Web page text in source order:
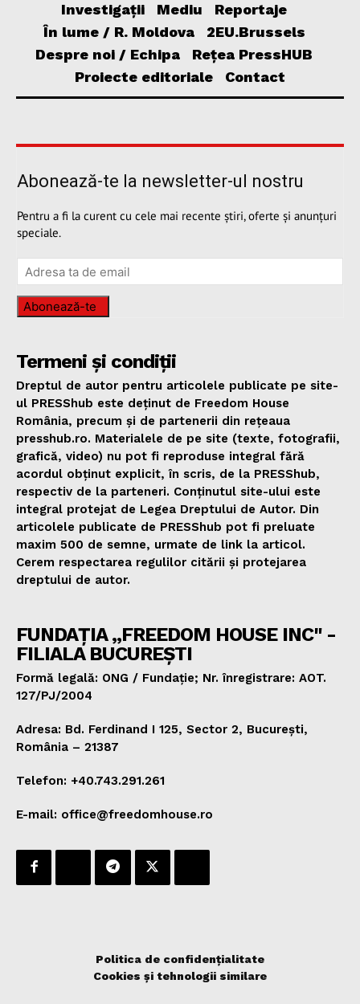
Investigații
Mediu
Reportaje
În lume / R. Moldova
2EU.Brussels
Despre noi / Echipa
Rețea PressHUB
Proiecte editoriale
Contact
Abonează-te la newsletter-ul nostru
Pentru a fi la curent cu cele mai recente știri, oferte și anunțuri
speciale.
Abonează-te
Termeni și condiții
Dreptul de autor pentru articolele publicate pe site-
ul PRESShub este deținut de Freedom House
România, precum și de partenerii din rețeaua
presshub.ro. Materialele de pe site (texte, fotografii,
grafică, video) nu pot fi reproduse integral fără
acordul obținut explicit, în scris, de la PRESShub,
respectiv de la parteneri. Conținutul site-ului este
integral protejat de Legea Dreptului de Autor. Din
articolele publicate de PRESShub pot fi preluate
maxim 500 de semne, urmate de link la articol.
Cerem respectarea regulilor citării și protejarea
dreptului de autor.
FUNDAȚIA „FREEDOM HOUSE INC" -
FILIALA BUCUREȘTI
Formă legală: ONG / Fundație; Nr. înregistrare: AOT.
127/PJ/2004
Adresa: Bd. Ferdinand I 125, Sector 2, București,
România – 21387
Telefon: +40.743.291.261
E-mail: office@freedomhouse.ro
Politica de confidențialitate
Cookies și tehnologii similare